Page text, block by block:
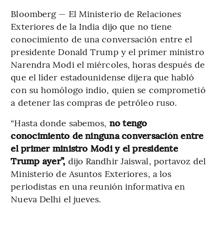
Bloomberg — El Ministerio de Relaciones
Exteriores de la India dijo que no tiene
conocimiento de una conversación entre el
presidente Donald Trump y el primer ministro
Narendra Modi el miércoles, horas después de
que el líder estadounidense dijera que habló
con su homólogo indio, quien se comprometió
a detener las compras de petróleo ruso.
“Hasta donde sabemos, no tengo
conocimiento de ninguna conversación entre
el primer ministro Modi y el presidente
Trump ayer”, dijo Randhir Jaiswal, portavoz del
Ministerio de Asuntos Exteriores, a los
periodistas en una reunión informativa en
Nueva Delhi el jueves.